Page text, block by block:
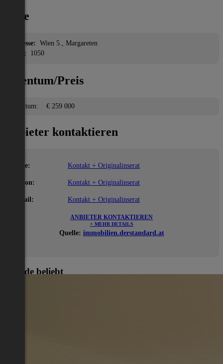
Lage
Adresse: Wien 5., Margareten
PLZ:
1050
Eigentum/Preis
Eigentum: € 259 000
Anbieter kontaktieren
Name: Kontakt + Originalinserat
Telefon: Kontakt + Originalinserat
E-Mail: Kontakt + Originalinserat
ANBIETER KONTAKTIEREN
+ MEHR DETAILS
Quelle: immobilien.derstandard.at
Gerade beliebt